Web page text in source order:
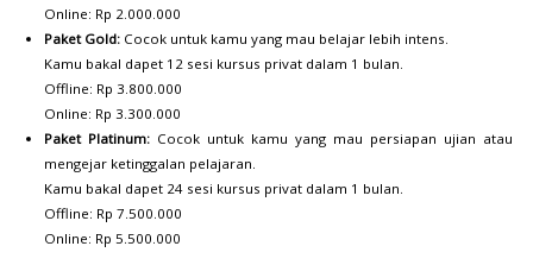
Online: Rp 2.000.000
Paket Gold: Cocok untuk kamu yang mau belajar lebih intens.
Kamu bakal dapet 12 sesi kursus privat dalam 1 bulan.
Offline: Rp 3.800.000
Online: Rp 3.300.000
Paket Platinum: Cocok untuk kamu yang mau persiapan ujian atau
mengejar ketinggalan pelajaran.
Kamu bakal dapet 24 sesi kursus privat dalam 1 bulan.
Offline: Rp 7.500.000
Online: Rp 5.500.000